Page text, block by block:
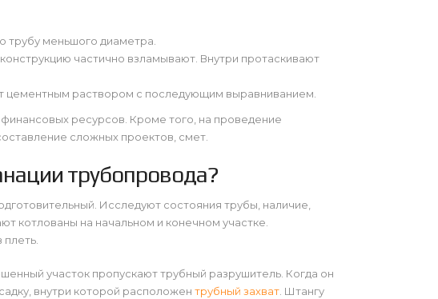
трубу меньшого диаметра.
частично взламывают. Внутри протаскивают
раствором с последующим выравниванием.
ресурсов. Кроме того, на проведение
сложных проектов, смет.
трубопровода?
Исследуют состояния трубы, наличие,
котлованы на начальном и конечном участке.
участок пропускают трубный разрушитель. Когда он
внутри которой расположен трубный захват. Штангу